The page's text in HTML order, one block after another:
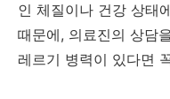
인 체질이나 건강 상태
때문에, 의료진의 상담
레르기 병력이 있다면